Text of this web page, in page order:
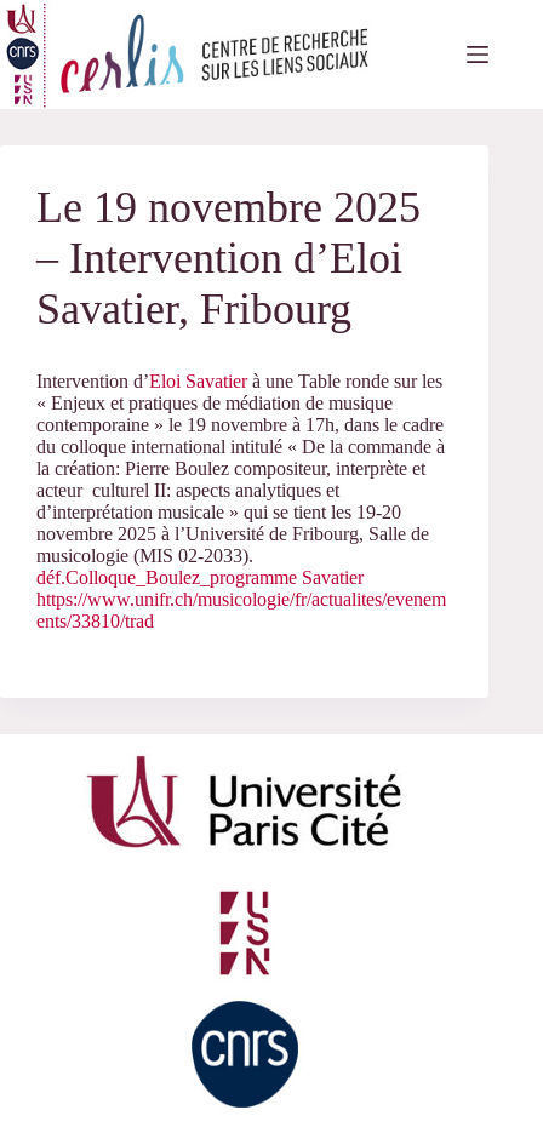
Passer
au
contenu
Le 19 novembre 2025
– Intervention d’Eloi
Savatier, Fribourg
Intervention d’Eloi Savatierà une Table ronde sur les
« Enjeux et pratiques de médiation de musique
contemporaine » le 19 novembre à 17h, dans le cadre
du colloque international intitulé « De la commande à
la création: Pierre Boulez compositeur, interprète et
acteur culturel II: aspects analytiques et
d’interprétation musicale » qui se tient les 19-20
novembre 2025 à l’Université de Fribourg, Salle de
musicologie (MIS 02-2033).
déf.Colloque_Boulez_programme Savatier
https://www.unifr.ch/musicologie/fr/actualites/evenem
ents/33810/trad